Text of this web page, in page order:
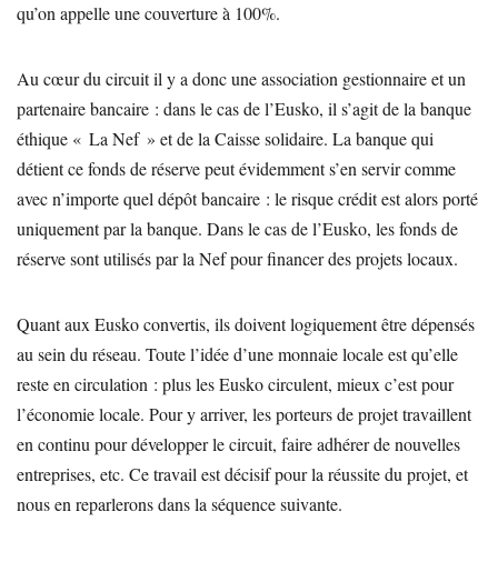
qu’on appelle une couverture à 100%.
Au cœur du circuit il y a donc une association gestionnaire et un
partenaire bancaire : dans le cas de l’Eusko, il s’agit de la banque
éthique « La Nef » et de la Caisse solidaire. La banque qui
détient ce fonds de réserve peut évidemment s’en servir comme
avec n’importe quel dépôt bancaire : le risque crédit est alors porté
uniquement par la banque. Dans le cas de l’Eusko, les fonds de
réserve sont utilisés par la Nef pour financer des projets locaux.
Quant aux Eusko convertis, ils doivent logiquement être dépensés
au sein du réseau. Toute l’idée d’une monnaie locale est qu’elle
reste en circulation : plus les Eusko circulent, mieux c’est pour
l’économie locale. Pour y arriver, les porteurs de projet travaillent
en continu pour développer le circuit, faire adhérer de nouvelles
entreprises, etc. Ce travail est décisif pour la réussite du projet, et
nous en reparlerons dans la séquence suivante.